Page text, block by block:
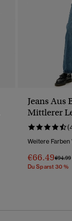
Jeans
Mittlerer
Weitere Farben
€66.49Preis
€94.99
Du Sparst 30 %